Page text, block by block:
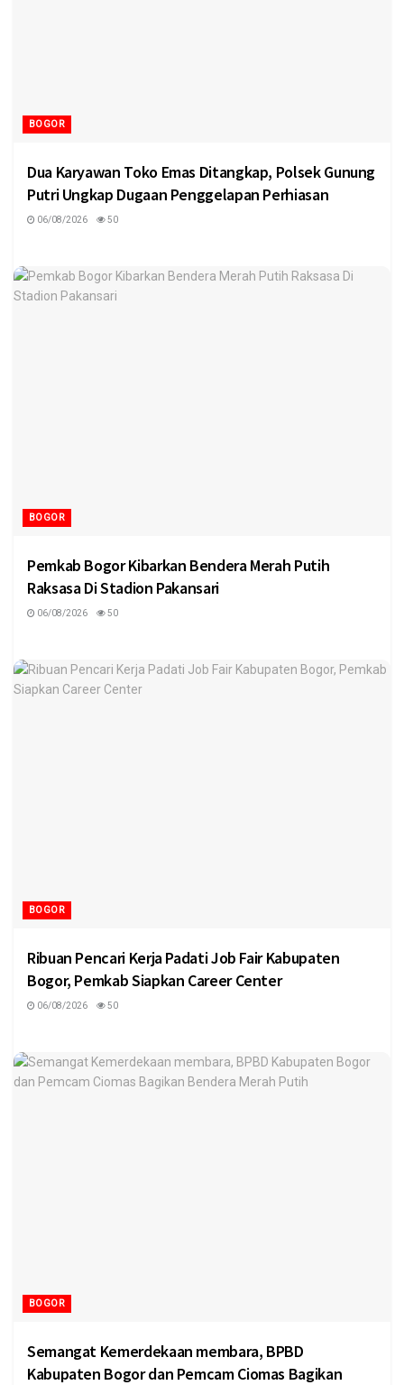
BOGOR
Dua Karyawan Toko Emas Ditangkap, Polsek Gunung
Putri Ungkap Dugaan Penggelapan Perhiasan
06/08/2026 50
BOGOR
Pemkab Bogor Kibarkan Bendera Merah Putih
Raksasa Di Stadion Pakansari
06/08/2026 50
BOGOR
Ribuan Pencari Kerja Padati Job Fair Kabupaten
Bogor, Pemkab Siapkan Career Center
06/08/2026 50
BOGOR
Semangat Kemerdekaan membara, BPBD
Kabupaten Bogor dan Pemcam Ciomas Bagikan